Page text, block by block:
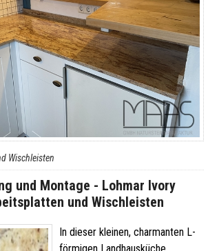
Wischleisten
und Montage - Lohmar Ivory
und Wischleisten
In dieser kleinen, charmanten L-
förmigen Landhausküche